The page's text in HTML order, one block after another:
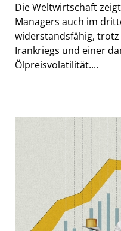
Die Weltwirtschaft
Managers auch im
widerstandsfähig, trotz
Irankriegs und einer
Ölpreisvolatilität....